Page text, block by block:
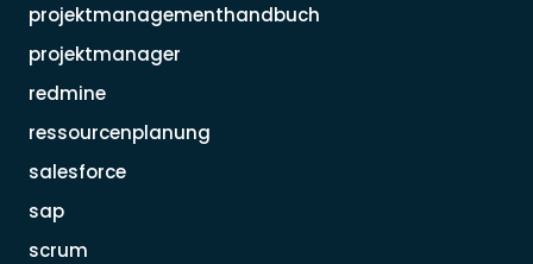
projektmanagementhandbuch
projektmanager
redmine
ressourcenplanung
salesforce
sap
scrum